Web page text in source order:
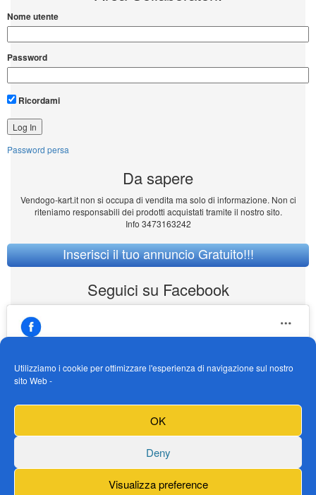
Utilizziamo i cookie per ottimizzare l'esperienza di navigazione sul nostro
sito Web -
OK
Deny
Visualizza preference
Nome utente
Password
Ricordami
Password persa
Da sapere
Vendogo-kart.it non si occupa di vendita ma solo di informazione. Non ci
riteniamo responsabili dei prodotti acquistati tramite il nostro sito.
Info 3473163242
Inserisci il tuo annuncio Gratuito!!!
Seguici su Facebook
https://www.facebook.com/Vendogokartit/
Fai clic per accettare i cookie marketing e
abilitare questo contenuto